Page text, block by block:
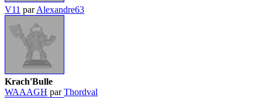
V11 parAlexandre63
Krach'Bulle
WAAAGH parThordval